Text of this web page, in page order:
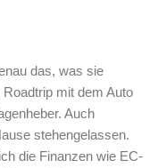
das, was sie
mit dem Auto
Auch
stehengelassen.
die Finanzen wie EC-